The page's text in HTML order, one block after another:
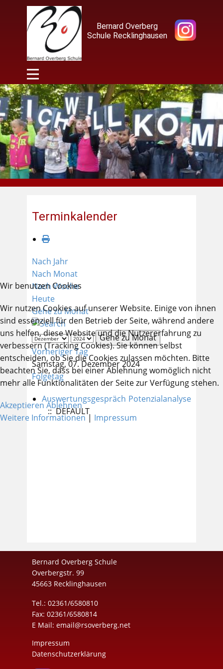
Bernard Overberg
Schule Recklinghausen
Terminkalender
Nach Jahr
Nach Monat
Nach Woche
Heute
Gehe zu Monat
Gehe zu Monat
Vorheriger Tag
Samstag, 07. Dezember 2024
Folgetag
Auswertungsgespräch Potenzialanalyse
:: DEFAULT
Bernard Overberg Schule
Overbergstr. 99
45663 Recklinghausen
Tel.: 02361/6580810
Fax: 02361/6580814
E Mail: email@rsoverberg.net
Impressum
Datenschutzerklärung
Wir benutzen Cookies
Wir nutzen Cookies auf unserer Website. Einige von ihnen
sind essenziell für den Betrieb der Seite, während andere
uns helfen, diese Website und die Nutzererfahrung zu
verbessern (Tracking Cookies). Sie können selbst
entscheiden, ob Sie die Cookies zulassen möchten. Bitte
beachten Sie, dass bei einer Ablehnung womöglich nicht
mehr alle Funktionalitäten der Seite zur Verfügung stehen.
Akzeptieren Ablehnen
Weitere Informationen| Impressum